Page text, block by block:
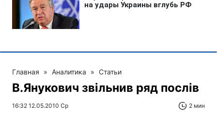
Главная » Аналитика » Статьи
В.Янукович звільнив ряд послів
16:32 12.05.2010 Ср 2 мин